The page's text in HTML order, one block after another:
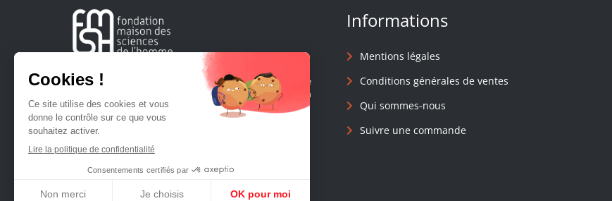
Créée en 1963, la Fondation Maison Sciences de l'Homme
soutient la recherche et la diffusion des connaissances en
sciences humaines et sociales.
Informations
Mentions légales
Conditions générales de ventes
Qui sommes-nous
Suivre une commande